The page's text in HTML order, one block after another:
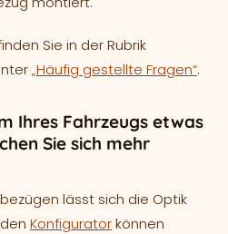
Sie in der Rubrik
„Häufig gestellte Fragen“.
Ihres Fahrzeugs etwas
Sie sich mehr
lässt sich die Optik
Konfiguratorkönnen